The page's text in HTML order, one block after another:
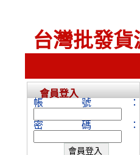
台灣批發貨
會員登入
帳號：
密碼：